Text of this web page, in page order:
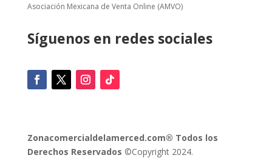
Asociación Mexicana de Venta Online (AMVO)
Síguenos en redes sociales
Zonacomercialdelamerced.com® Todos los
Derechos Reservados ©Copyright 2024.